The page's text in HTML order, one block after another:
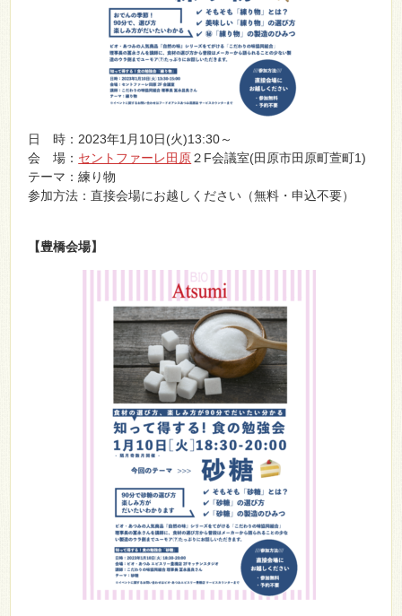
日 時：2023年1月10日(火)13:30～
会 場： セントファーレ田原２F会議室(田原市田原町萱町1)
テーマ：練り物
参加方法：直接会場にお越しください（無料・申込不要）
【豊橋会場】